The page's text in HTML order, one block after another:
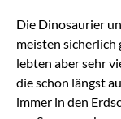
Die Dinosaurier
meisten sicherlich
lebten aber sehr
die schon längst
immer in den